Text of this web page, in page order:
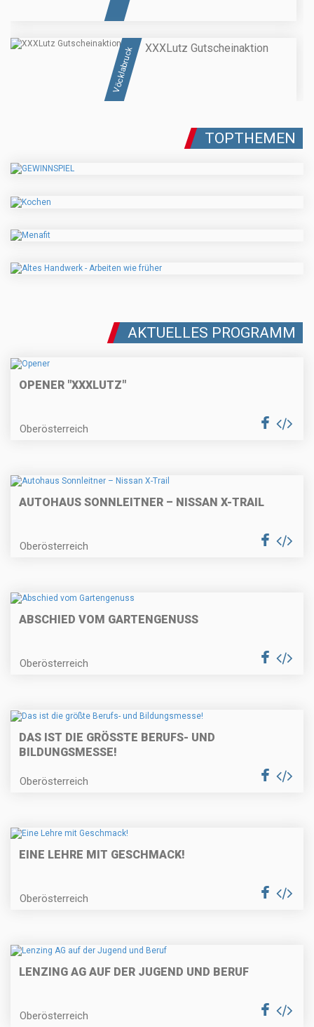
Vöcklabruck XXXLutz Gutscheinaktion
TOPTHEMEN
AKTUELLES PROGRAMM
OPENER "XXXLUTZ"
Oberösterreich
AUTOHAUS SONNLEITNER – NISSAN X-TRAIL
Oberösterreich
ABSCHIED VOM GARTENGENUSS
Oberösterreich
DAS IST DIE GRÖSSTE BERUFS- UND B
ILDUNGSMESSE!
Oberösterreich
EINE LEHRE MIT GESCHMACK!
Oberösterreich
LENZING AG AUF DER JUGEND UND BERUF
Oberösterreich